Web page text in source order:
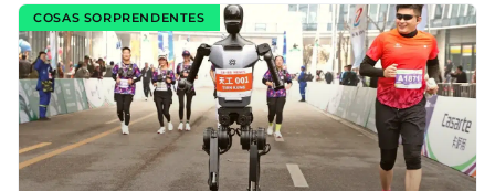
COSAS SORPRENDENTES